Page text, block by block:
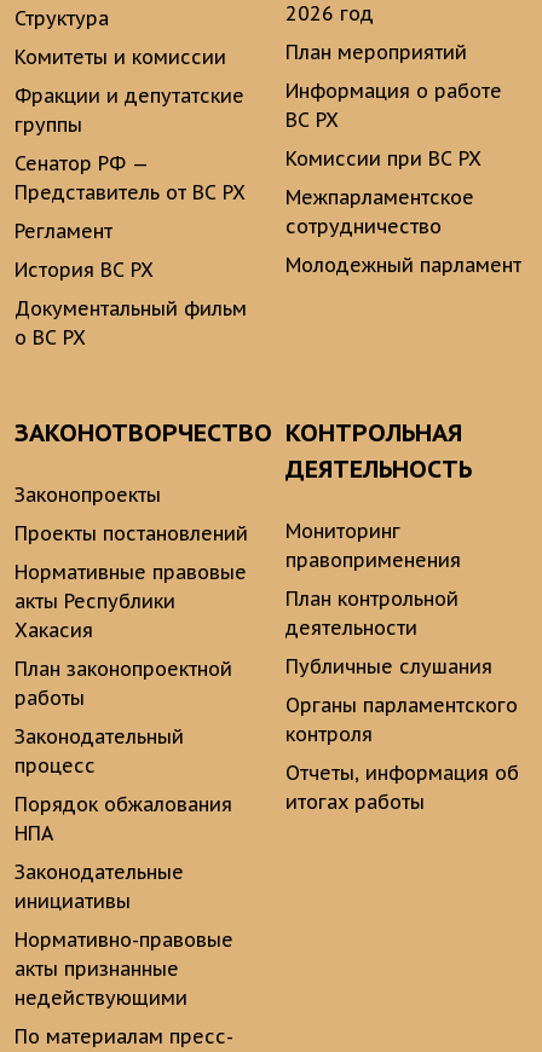
Структура
Комитеты и комиссии
Фракции и депутатские
группы
Сенатор РФ —
Представитель от ВС РХ
Регламент
История ВС РХ
Документальный фильм
о ВС РХ
2026 год
План мероприятий
Информация о работе
ВС РХ
Комиссии при ВС РХ
Межпарламентское
сотрудничество
Молодежный парламент
ЗАКОНОТВОРЧЕСТВО
Законопроекты
Проекты постановлений
Нормативные правовые
акты Республики
Хакасия
План законопроектной
работы
Законодательный
процесс
Порядок обжалования
НПА
Законодательные
инициативы
Нормативно-правовые
акты признанные
недействующими
По материалам пресс-
КОНТРОЛЬНАЯ
ДЕЯТЕЛЬНОСТЬ
Мониторинг
правоприменения
План контрольной
деятельности
Публичные слушания
Органы парламентского
контроля
Отчеты, информация об
итогах работы